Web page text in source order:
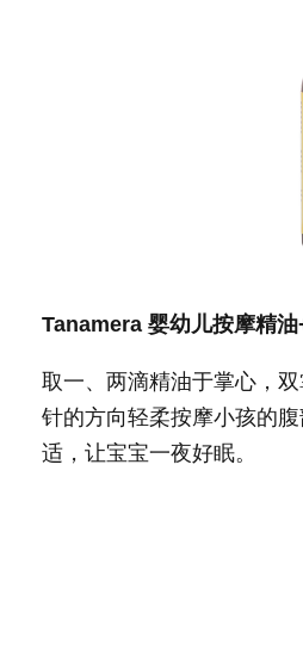
Tanamera 婴幼儿按摩精油
取一、两滴精油于掌心，
针的方向轻柔按摩小孩的
适，让宝宝一夜好眠。